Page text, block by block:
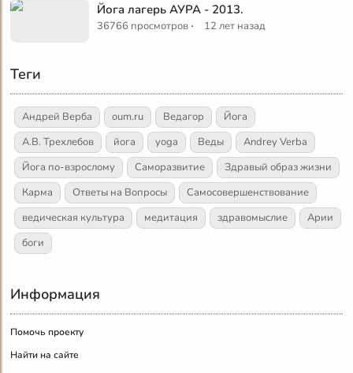
Йога лагерь АУРА - 2013.
36766 просмотров · 12 лет назад
Теги
Андрей Верба oum.ru Ведагор
Йога
А.В. Трехлебов
йога yoga Веды
Andrey Verba
Йога по-взрослому
Саморазвитие
Здравый образ жизни
Карма
Ответы на Вопросы
Самосовершенствование
ведическая культура
медитация здравомыслие
Арии
боги
Информация
Помочь проекту
Найти на сайте